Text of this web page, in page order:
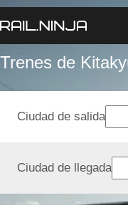
Trenes de
Ciudad de salida
Ciudad de llegada